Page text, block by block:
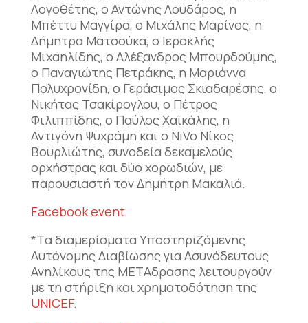
Λογοθέτης, ο Αντώνης Λουδάρος, η
Μπέττυ Μαγγίρα, ο Μιχάλης Μαρίνος, η
Δήμητρα Ματσούκα, ο Ιεροκλής
Μιχαηλίδης, ο Αλέξανδρος Μπουρδούμης,
ο Παναγιώτης Πετράκης, η Μαριάννα
Πολυχρονίδη, ο Γεράσιμος Σκιαδαρέσης, ο
Νικήτας Τσακίρογλου, ο Πέτρος
Φιλιππίδης, ο Παύλος Χαϊκάλης, η
Αντιγόνη Ψυχράμη και ο NiVo Νίκος
Βουρλιώτης, συνοδεία δεκαμελούς
ορχήστρας και δύο χορωδιών, με
παρουσιαστή τον Δημήτρη Μακαλιά.
Facebook event
*Tα διαμερίσματα Υποστηριζόμενης
Αυτόνομης Διαβίωσης για Ασυνόδευτους
Ανηλίκους της ΜΕΤΑδρασης λειτουργούν
με τη στήριξη και χρηματοδότηση της
UNICEF.